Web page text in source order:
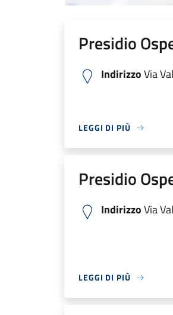
Presidio
IndirizzoVia
LEGGI DI PIÙ
Presidio
IndirizzoVia
LEGGI DI PIÙ